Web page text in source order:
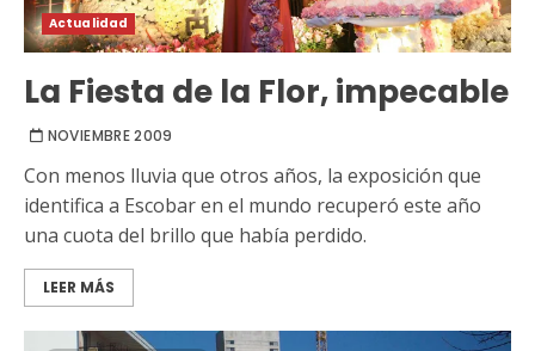
Actualidad
La Fiesta de la Flor, impecable
NOVIEMBRE 2009
Con menos lluvia que otros años, la exposición que
identifica a Escobar en el mundo recuperó este año
una cuota del brillo que había perdido.
LEER MÁS